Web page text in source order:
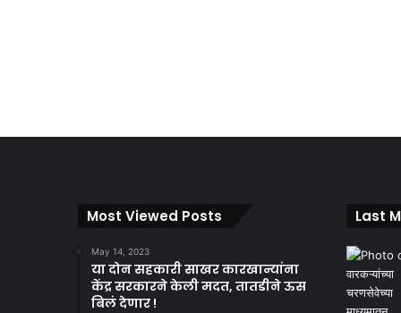
Most Viewed Posts
May 14, 2023
या दोन सहकारी साखर कारखान्यांना
केंद्र सरकारने केली मदत, तातडीने ऊस
बिलं देणार !
Last